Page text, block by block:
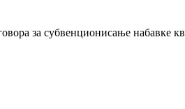
за субвенционисање набавке